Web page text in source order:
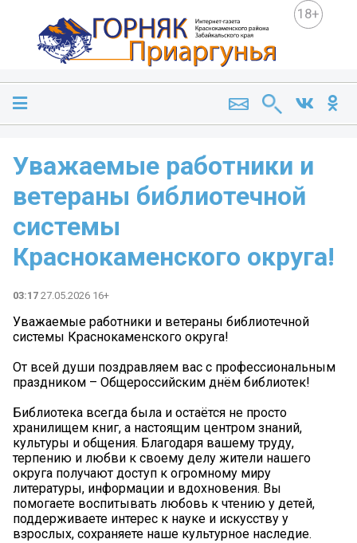
18+
Уважаемые работники и
ветераны библиотечной
системы
Краснокаменского округа!
03:17 27.05.2026 16+
Уважаемые работники и ветераны библиотечной
системы Краснокаменского округа!
От всей души поздравляем вас с профессиональным
праздником – Общероссийским днём библиотек!
Библиотека всегда была и остаётся не просто
хранилищем книг, а настоящим центром знаний,
культуры и общения. Благодаря вашему труду,
терпению и любви к своему делу жители нашего
округа получают доступ к огромному миру
литературы, информации и вдохновения. Вы
помогаете воспитывать любовь к чтению у детей,
поддерживаете интерес к науке и искусству у
взрослых, сохраняете наше культурное наследие.